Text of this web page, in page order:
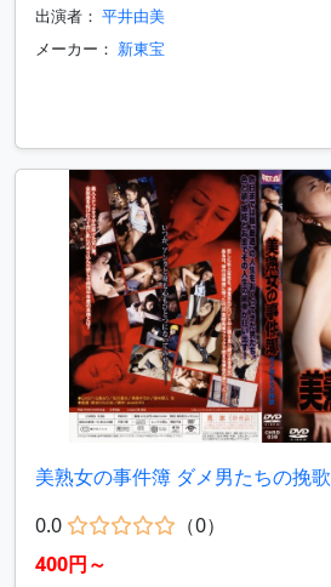
出演者： 平井由美
メーカー： 新東宝
美熟女の事件簿 ダメ男たちの挽歌
0.0
（0）
400円～